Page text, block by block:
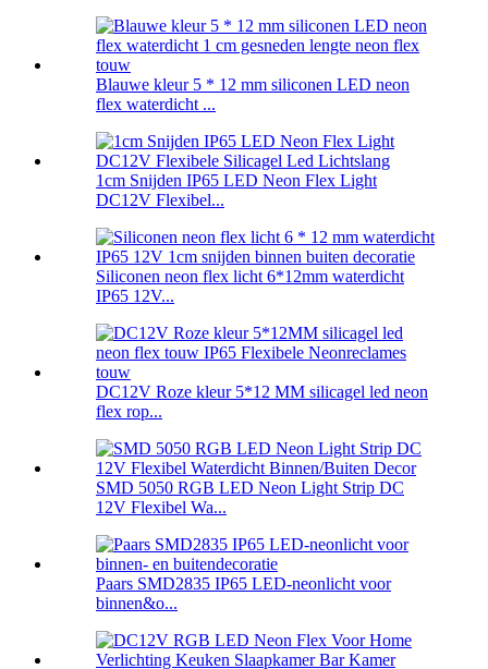
Blauwe kleur 5 * 12 mm siliconen LED neon
flex waterdicht ...
1cm Snijden IP65 LED Neon Flex Light
DC12V Flexibel...
Siliconen neon flex licht 6*12mm waterdicht
IP65 12V...
DC12V Roze kleur 5*12 MM silicagel led neon
flex rop...
SMD 5050 RGB LED Neon Light Strip DC
12V Flexibel Wa...
Paars SMD2835 IP65 LED-neonlicht voor
binnen&o...